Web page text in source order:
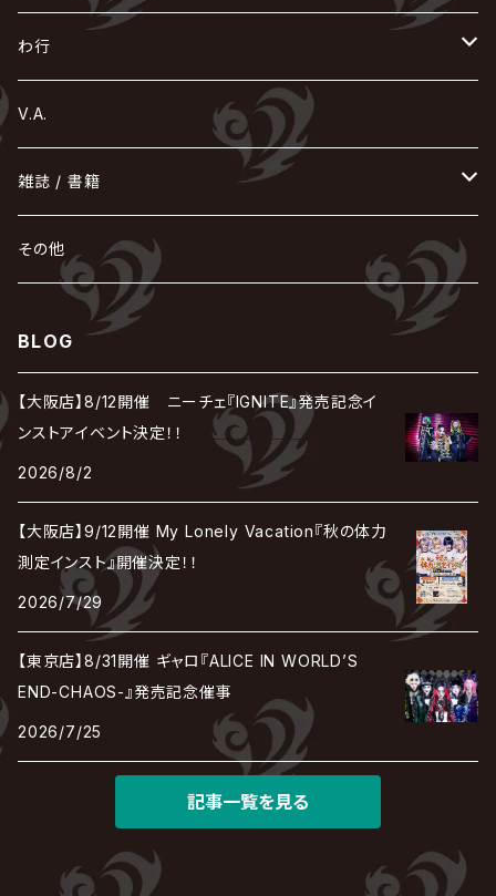
Acid Black Cherry
彩冷える -ayabie-
アリス九號. / ALICE NINE. / A9
アンティック-珈琲店-
色々な十字架
168 / 葵-168-
the GazettE
GOTCHAROCKA
河村隆一
清春
KIRITO / キリト
己龍
GREN / グレン
黒夢
コドモドラゴン
Sadie
XANVALA
-真天地開闢集団-ジグザグ
Sick²
ジグソウ
シド
JAKIGAN MEISTER
Chanty
Janne Da Arc
sugar
Jupiter
JILUKA
SCAPEGOAT
SPLENDID GOD GIRAFFE
SLAPSLY / CHIYU
ZOMBIE / ぞんび
DazzlingBAD
DADAROMA
逹瑯
DAVID / SUI / 縁
DALLE
DARRELL
DIAURA
DIR EN GREY
DEXCORE
TAKE NO BREAK
DEZERT
deadman
DEVILOOF
DuelJewel
D'ERLANGER
東京花嫁
Tourbillon
NETH PRIERE CAIN
NEVERLAND
の
NoGoD
NOCTURNAL BLOODLUST
BUCK-TICK
花見桜こうき
薔薇の宮殿
BAROQUE
美炎-BIEN-
hide with Spread Beaver / hide
HIDE-ZOU
ビバラッシュ
Far East Dizain
Fatüm
Blu-BiLLioN
BULL ZEICHEN 88
BULL FIELD
BREAKERZ
BLAZE
へ
BabyKingdom
THE BEETHOVEN
The Benjamin
ほ
POIDOL
HOLLOWGRAM
MAO / マオ from SID
MUSCLE ATTACK
マツタケワークス
摩天楼オペラ
THE MADNA
MAMA.
まみれた / MAMIRETA
MALICE MIZER
未完成アリス
ミスイ
MIYAVI
む
MUCC / ムック
め
メトロノーム
MERRY / メリー
も
THE MORTAL
最上川司
ヤミテラ / 外道反逆者ヤミテラ
ゆ
YUKIYA / 藤田幸也
ユナイト
よ
ら
rice
Rides In ReVellion
Luv PARADE
LAB.THE BASEMENT / ラボ ザ ベヰスメント
り
Leetspeak monsters
Ricky
LEZARD
LIBRAVEL / リブラヴェル
Lill
る
Ruiza
LUNA SEA
れ
0.1gの誤算
the Raid.
REIGN
RAZOR
LSN / The LEGENDARY SIX NINE
Royz
ロマン急行
わ行
わ
wyse
我が為
V.A.
雑誌 / 書籍
hévn
ROCK AND READ
その他
BLOG
【大阪店】8/12開催 ニーチェ『IGNITE』発売記念イ
ンストアイベント決定！！
2026/8/2
【大阪店】9/12開催 My Lonely Vacation『秋の体力
測定インスト』開催決定！！
2026/7/29
【東京店】8/31開催 ギャロ『ALICE IN WORLD’S
END-CHAOS-』発売記念催事
2026/7/25
記事一覧を見る